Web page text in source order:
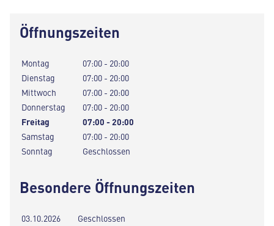
Öffnungszeiten
Montag
07:00 - 20:00
Dienstag
07:00 - 20:00
Mittwoch
07:00 - 20:00
Donnerstag
07:00 - 20:00
Freitag
07:00 - 20:00
Samstag
07:00 - 20:00
Sonntag
Geschlossen
Besondere Öffnungszeiten
03.10.2026
Geschlossen